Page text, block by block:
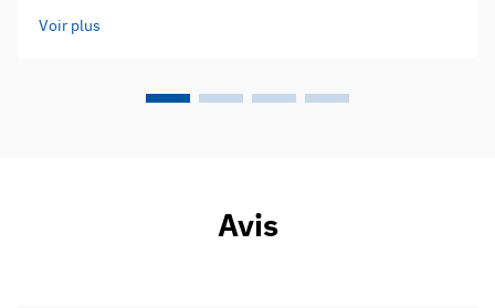
l’équipement des courts de tennis de padel. Ces barrières
Voir plus
Avis